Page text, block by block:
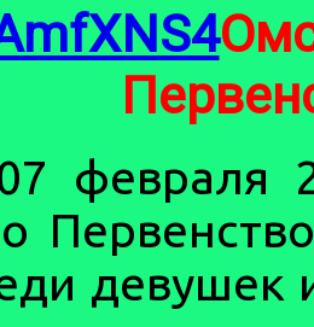
февраля